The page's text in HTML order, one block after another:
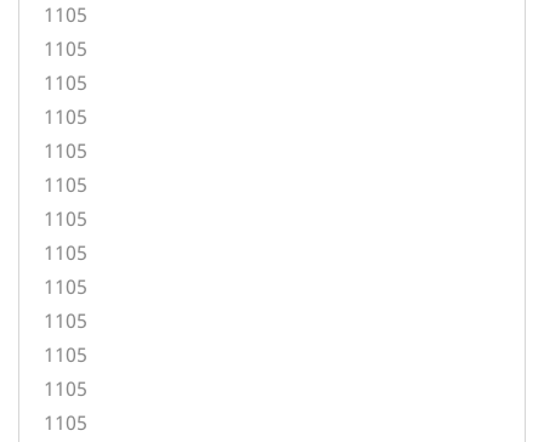
1105
1105
1105
1105
1105
1105
1105
1105
1105
1105
1105
1105
1105